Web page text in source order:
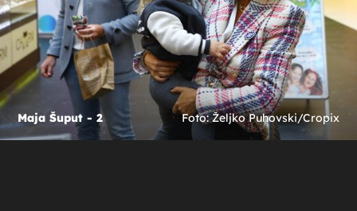
Maja Šuput - 2 Foto: Željko Puhovski/Cropix